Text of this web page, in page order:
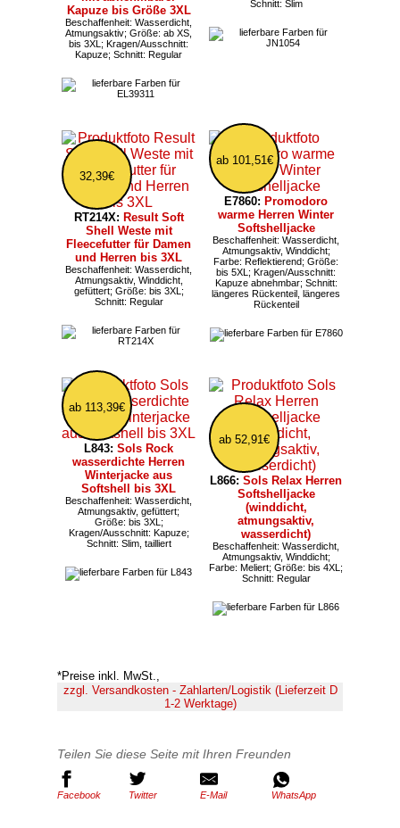
Kapuze bis Größe 3XL
Beschaffenheit: Wasserdicht,
Atmungsaktiv; Größe: ab XS,
bis 3XL; Kragen/Ausschnitt:
Kapuze; Schnitt: Regular
Schnitt: Slim
32,39€
RT214X: Result Soft
Shell Weste mit
Fleecefutter für Damen
und Herren bis 3XL
Beschaffenheit: Wasserdicht,
Atmungsaktiv, Winddicht,
gefüttert; Größe: bis 3XL;
Schnitt: Regular
ab 101,51€
E7860: Promodoro
warme Herren Winter
Softshelljacke
Beschaffenheit: Wasserdicht,
Atmungsaktiv, Winddicht;
Farbe: Reflektierend; Größe:
bis 5XL; Kragen/Ausschnitt:
Kapuze abnehmbar; Schnitt:
längeres Rückenteil, längeres
Rückenteil
ab 113,39€
L843: Sols Rock
wasserdichte Herren
Winterjacke aus
Softshell bis 3XL
Beschaffenheit: Wasserdicht,
Atmungsaktiv, gefüttert;
Größe: bis 3XL;
Kragen/Ausschnitt: Kapuze;
Schnitt: Slim, tailliert
ab 52,91€
L866: Sols Relax Herren
Softshelljacke
(winddicht,
atmungsaktiv,
wasserdicht)
Beschaffenheit: Wasserdicht,
Atmungsaktiv, Winddicht;
Farbe: Meliert; Größe: bis 4XL;
Schnitt: Regular
*Preise inkl. MwSt.,
zzgl. Versandkosten - Zahlarten/Logistik (Lieferzeit D
1-2 Werktage)
Teilen Sie diese Seite mit Ihren Freunden
Facebook Twitter E-Mail WhatsApp